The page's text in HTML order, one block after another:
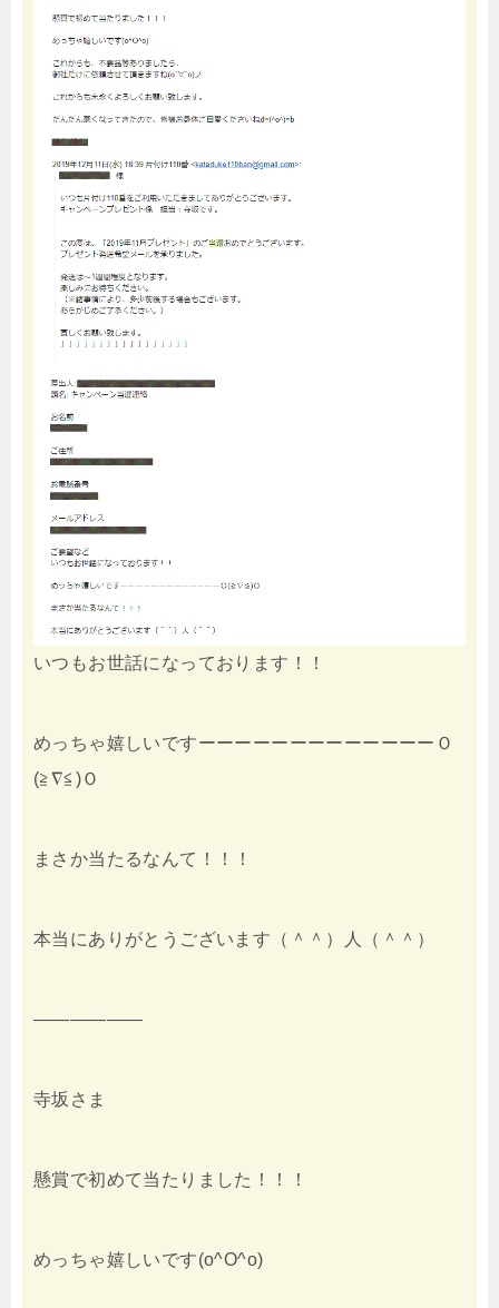
いつもお世話になっております！！
めっちゃ嬉しいですーーーーーーーーーーーーーＯ
(≧∇≦)Ｏ
まさか当たるなんて！！！
本当にありがとうございます（＾＾）人（＾＾）
——————
寺坂さま
懸賞で初めて当たりました！！！
めっちゃ嬉しいです(o^O^o)